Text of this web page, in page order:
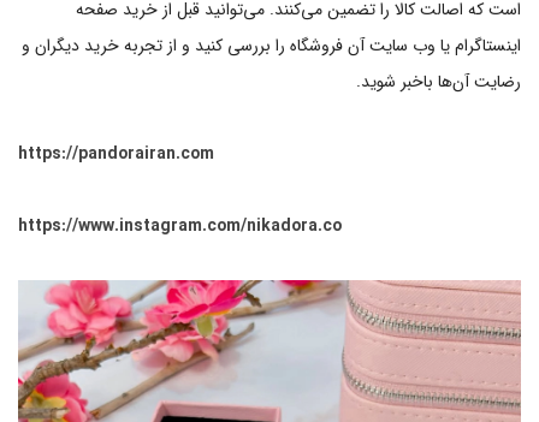
است که اصالت کالا را تضمین می‌کنند. می‌توانید قبل از خرید صفحه
اینستاگرام یا وب سایت آن فروشگاه را بررسی کنید و از تجربه خرید دیگران و
رضایت آن‌ها باخبر شوید.
https://pandorairan.com
https://www.instagram.com/nikadora.co